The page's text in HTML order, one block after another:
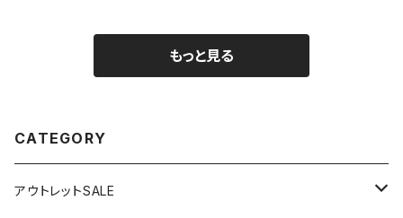
もっと見る
CATEGORY
アウトレットSALE